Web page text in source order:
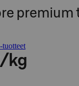
premium
kg